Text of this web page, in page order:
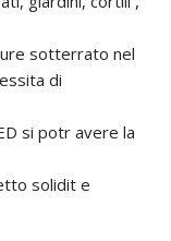
sotterrato nel
di
si potr avere la
solidit e